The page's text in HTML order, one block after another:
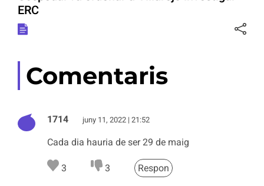
ERC
Comentaris
1714 juny 11, 2022 | 21:52
Cada dia hauria de ser 29 de maig
3 3 Respon